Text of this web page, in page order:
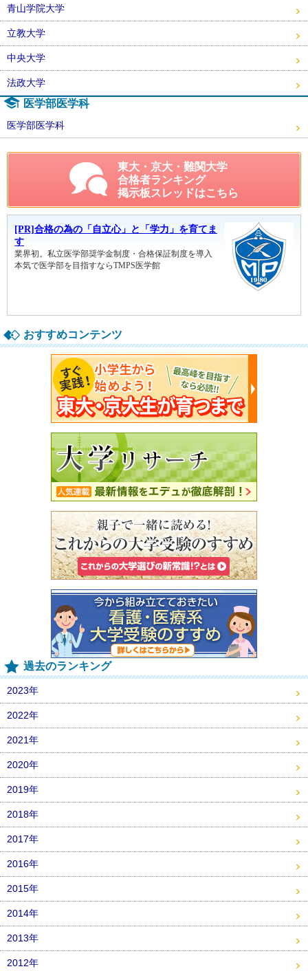
青山学院大学
立教大学
中央大学
法政大学
医学部医学科
医学部医学科
東大・京大・難関大学
合格者ランキング
掲示板スレッドはこちら
おすすめコンテンツ
過去のランキング
2023年
2022年
2021年
2020年
2019年
2018年
2017年
2016年
2015年
2014年
2013年
2012年